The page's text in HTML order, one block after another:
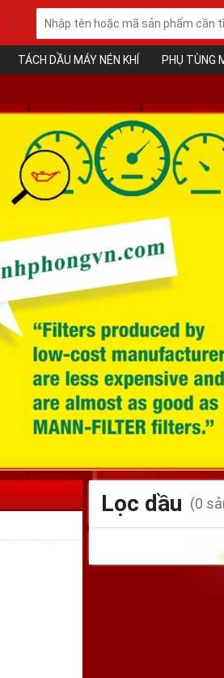
TÁCH DẦU MÁY NÉN KHÍ PHỤ TÙNG
Lọc dầu (0